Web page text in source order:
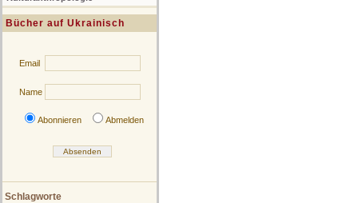
Bücher auf Ukrainisch
Email
Name
Abonnieren Abmelden
Schlagworte